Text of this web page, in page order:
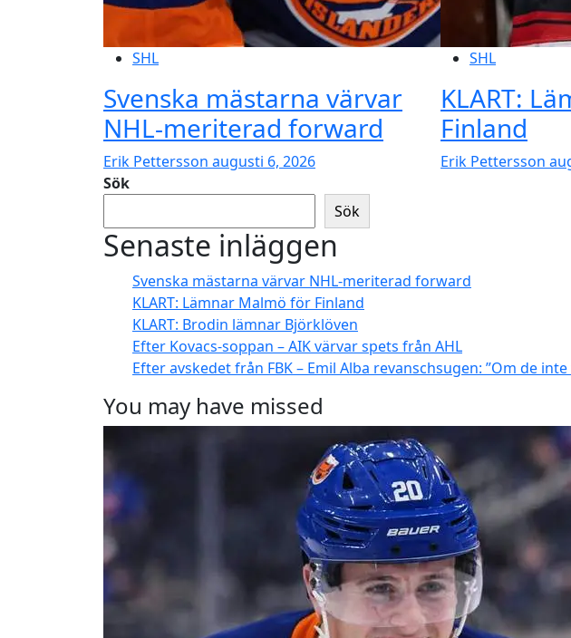
SHL
Svenska mästarna värvar
NHL-meriterad forward
Erik Pettersson augusti 6, 2026
SHL
KLART:
Finland
Erik Pettersson
Sök
Sök
Senaste inläggen
Svenska mästarna värvar NHL-meriterad forward
KLART: Lämnar Malmö för Finland
KLART: Brodin lämnar Björklöven
Efter Kovacs-soppan – AIK värvar spets från AHL
Efter avskedet från FBK – Emil Alba revanschsugen: ”Om de
You may have missed